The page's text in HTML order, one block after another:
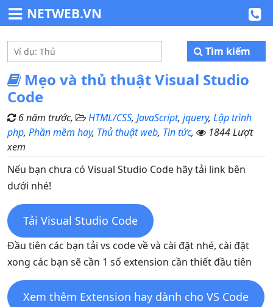
NETWEB.VN
Tìm kiếm
Mẹo và thủ thuật Visual Studio
Code
6 năm trước, HTML/CSS, JavaScript, jquery, Lập trình
php, Phần mềm hay, Thủ thuật web, Tin tức,
1844 Lượt
xem
Nếu bạn chưa có Visual Studio Code hãy tải link bên
dưới nhé!
Tải Visual Studio Code
Đầu tiên các bạn tải vs code về và cài đặt nhé, cài đặt
xong các bạn sẽ cần 1 số extension cần thiết đầu tiên
Xem thêm Extension hay dành cho VS Code